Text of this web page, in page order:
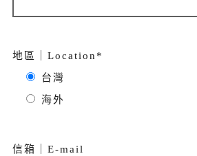
地區｜Location*
台灣
海外
信箱｜E-mail